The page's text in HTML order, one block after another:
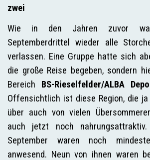
zwei
Wie in den Jahren zuvor
Septemberdrittel wieder alle
verlassen. Eine Gruppe hatte sich
die große Reise begeben, sondern
Bereich BS-Rieselfelder/ALBA
Offensichtlich ist diese Region, die
über auch von vielen
auch jetzt noch
September waren noch
anwesend. Neun von ihnen waren